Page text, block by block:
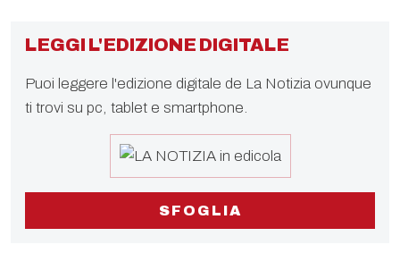
LEGGI L'EDIZIONE DIGITALE
Puoi leggere l'edizione digitale de La Notizia ovunque
ti trovi su pc, tablet e smartphone.
SFOGLIA